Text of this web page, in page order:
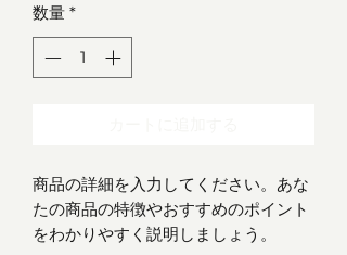
数量 *
商品の詳細を入力してください。あな
たの商品の特徴やおすすめのポイント
をわかりやすく説明しましょう。